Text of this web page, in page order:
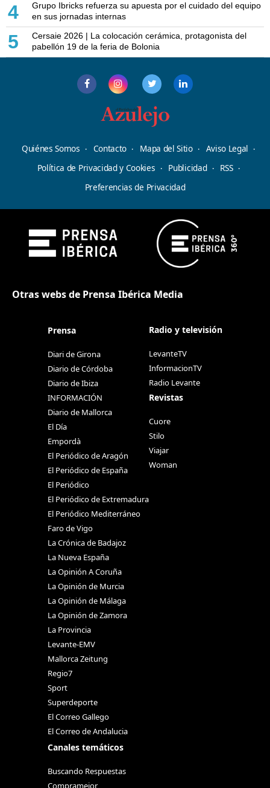
4
Grupo Ibricks refuerza su apuesta por el cuidado del equipo
en sus jornadas internas
5
Cersaie 2026 | La colocación cerámica, protagonista del
pabellón 19 de la feria de Bolonia
Quiénes Somos Contacto Mapa del Sitio
Aviso Legal
Política de Privacidad y Cookies
Publicidad
RSS
Preferencias de Privacidad
Otras webs de Prensa Ibérica Media
Prensa
Diari de Girona
Diario de Córdoba
Diario de Ibiza
INFORMACIÓN
Diario de Mallorca
El Día
Empordà
El Periódico de Aragón
El Periódico de España
El Periódico
El Periódico de Extremadura
El Periódico Mediterráneo
Faro de Vigo
La Crónica de Badajoz
La Nueva España
La Opinión A Coruña
La Opinión de Murcia
La Opinión de Málaga
La Opinión de Zamora
La Provincia
Levante-EMV
Mallorca Zeitung
Regio7
Sport
Superdeporte
El Correo Gallego
El Correo de Andalucia
Canales temáticos
Buscando Respuestas
Compramejor
Radio y televisión
LevanteTV
InformacionTV
Radio Levante
Revistas
Cuore
Stilo
Viajar
Woman